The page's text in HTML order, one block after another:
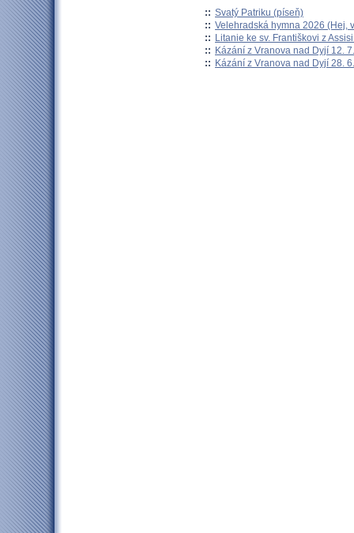
:: Svatý Patriku (píseň)
:: Velehradská hymna 2026 (Hej,
:: Litanie ke sv. Františkovi z
:: Kázání z Vranova nad Dyjí 12.
:: Kázání z Vranova nad Dyjí 28.